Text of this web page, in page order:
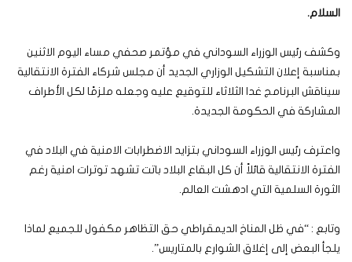
السلام.
وكشف رئيس الوزراء السوداني في مؤتمر صحفي مساء اليوم الاثنين
بمناسبة إعلان التشكيل الوزاري الجديد أن مجلس شركاء الفترة الانتقالية
سيناقش البرنامج غدا الثلاثاء للتوقيع عليه وجعله ملزمًا لكل الأطراف
المشاركة في الحكومة الجديدة.
واعترف رئيس الوزراء السوداني بتزايد الاضطرابات الامنية في البلاد في
الفترة الانتقالية قائلاً أن كل البقاع البلاد باتت تشهد توترات امنية رغم
الثورة السلمية التي ادهشت العالم.
وتابع : “في ظل المناخ الديمقراطي حق التظاهر مكفول للجميع لماذا
يلجأ البعض إلى إغلاق الشوارع بالمتاريس”.